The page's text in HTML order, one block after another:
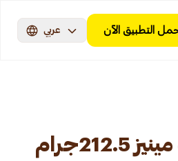
التطبيق الآن عربي